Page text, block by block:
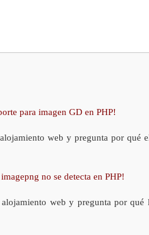
para imagen GD en PHP!
web y pregunta por qué
no se detecta en PHP!
web y pregunta por